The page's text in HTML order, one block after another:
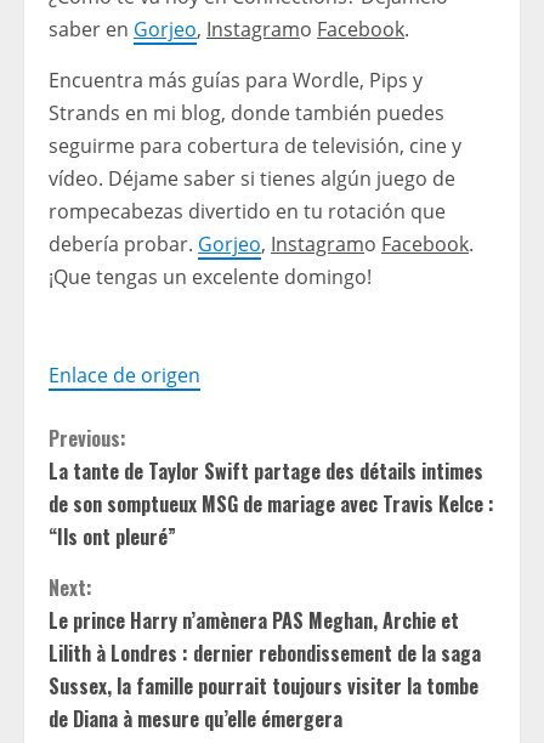
saber en Gorjeo, Instagramo Facebook.
Encuentra más guías para Wordle, Pips y
Strands en mi blog, donde también puedes
seguirme para cobertura de televisión, cine y
vídeo. Déjame saber si tienes algún juego de
rompecabezas divertido en tu rotación que
debería probar. Gorjeo, Instagramo Facebook.
¡Que tengas un excelente domingo!
Enlace de origen
C
o
n
t
i
n
Previous:
La tante de Taylor Swift partage des détails intimes
de son somptueux MSG de mariage avec Travis Kelce :
“Ils ont pleuré”
Next:
Le prince Harry n’amènera PAS Meghan, Archie et
Lilith à Londres : dernier rebondissement de la saga
Sussex, la famille pourrait toujours visiter la tombe
de Diana à mesure qu’elle émergera